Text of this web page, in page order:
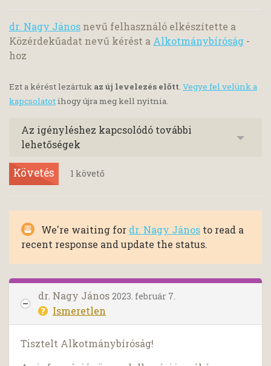
dr. Nagy János nevű felhasználó elkészítette a
Közérdekűadat nevű kérést a Alkotmánybíróság -
hoz
Ezt a kérést lezártuk az új levelezés előtt. Vegye fel velünk a
kapcsolatotihogy újra meg kell nyitnia.
Az igényléshez kapcsolódó további
lehetőségek
Követés 1 követő
We're waiting for dr. Nagy János to read a
recent response and update the status.
dr. Nagy János 2023. február 7.
Ismeretlen
Tisztelt Alkotmánybíróság!